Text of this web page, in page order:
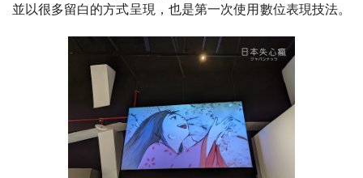
並以很多留白的方式呈現，也是第一次使用數位表現技法。